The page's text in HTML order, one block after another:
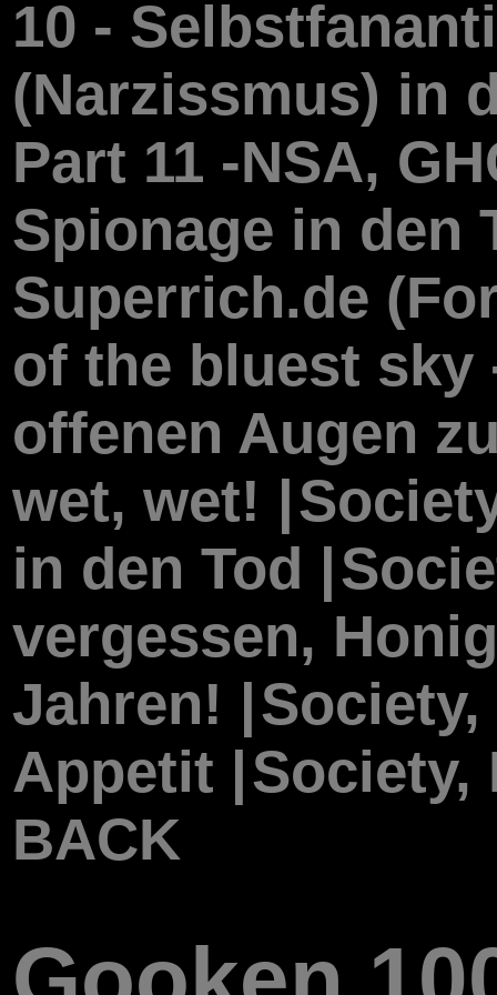
10 -
(Narzissmus) in
Part 11 -NSA,
Spionage in den
Superrich.de
of the bluest sky
offenen Augen
wet, wet! |
in den Tod |
vergessen,
Jahren! |
Appetit |Society,
BACK